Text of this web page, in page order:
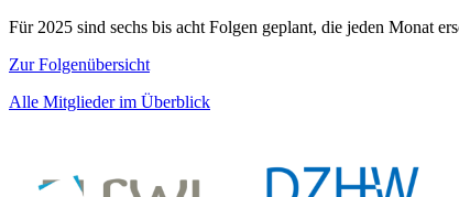
Für 2025 sind sechs bis acht Folgen geplant, die jeden Monat
Zur Folgenübersicht
Alle Mitglieder im Überblick